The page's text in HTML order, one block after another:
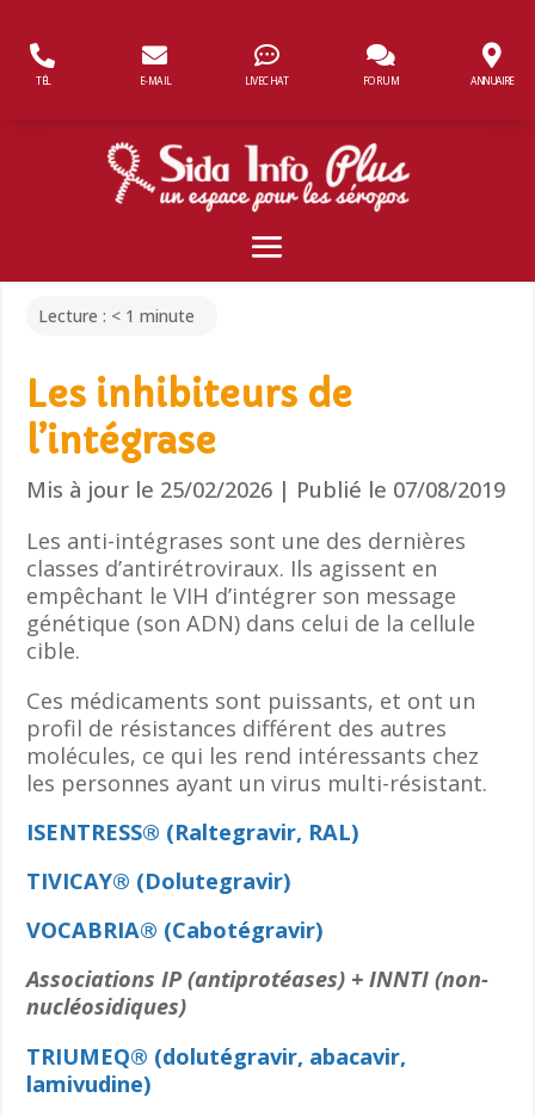
TÉL E-MAIL LIVECHAT FORUM ANNUAIRE
Lecture : < 1 minute
Les inhibiteurs de
l’intégrase
Mis à jour le 25/02/2026 | Publié le 07/08/2019
Les anti-intégrases sont une des dernières
classes d’antirétroviraux. Ils agissent en
empêchant le VIH d’intégrer son message
génétique (son ADN) dans celui de la cellule
cible.
Ces médicaments sont puissants, et ont un
profil de résistances différent des autres
molécules, ce qui les rend intéressants chez
les personnes ayant un virus multi-résistant.
ISENTRESS® (Raltegravir, RAL)
TIVICAY® (Dolutegravir)
VOCABRIA® (Cabotégravir)
Associations IP (antiprotéases) + INNTI (non-
nucléosidiques)
TRIUMEQ® (dolutégravir, abacavir,
lamivudine)